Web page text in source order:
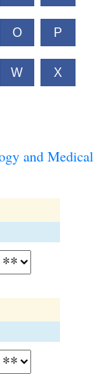
O P
W X
and Medical